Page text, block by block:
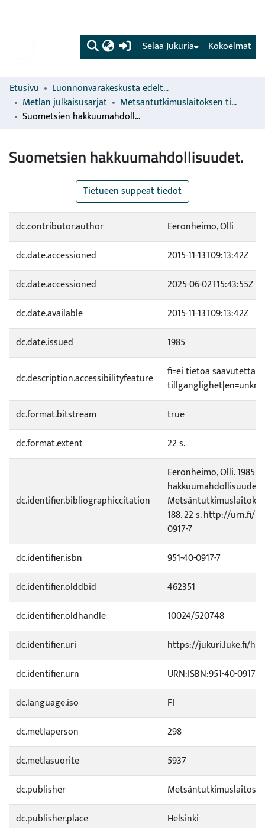
(current) Kokoelmat
Selaa Jukuria
Etusivu
Luonnonvarakeskusta edeltävien organisaatioiden sarjat
Metlan julkaisusarjat
Metsäntutkimuslaitoksen tiedonantoja
Suometsien hakkuumahdollisuudet.
Suometsien hakkuumahdollisuudet.
Tietueen suppeat tiedot
dc.contributor.author
Eeronheimo, Olli
dc.date.accessioned
2015-11-13T09:13:42Z
dc.date.accessioned
2025-06-02T15:43:55Z
dc.date.available
2015-11-13T09:13:42Z
dc.date.issued
1985
dc.description.accessibilityfeature
fi=ei tietoa
dc.format.bitstream
true
dc.format.extent
22 s.
dc.identifier.bibliographiccitation
Eeronheimo, Olli. 1985.
hakkuumahdollisuudet.
188. 22 s. http://urn.fi/
0917-7
dc.identifier.isbn
951-40-0917-7
dc.identifier.olddbid
462351
dc.identifier.oldhandle
10024/520748
dc.identifier.uri
https://jukuri.luke.fi/
dc.identifier.urn
URN:ISBN:951-40-0917-7
dc.language.iso
FI
dc.metlaperson
298
dc.metlasuorite
5937
dc.publisher
Metsäntutkimuslaitos
dc.publisher.place
Helsinki